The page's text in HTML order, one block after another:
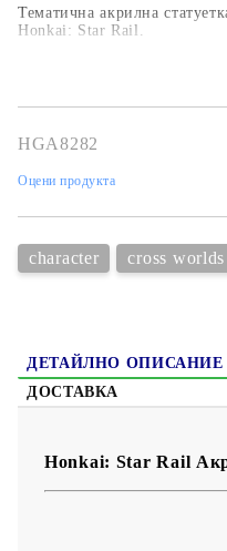
Тематична акрилна
Honkai: Star Rail.
HGA8282
Оцени продукта
character cross worlds
ДЕТАЙЛНО ОПИСАНИЕ
ДОСТАВКА
Honkai: Star Rail